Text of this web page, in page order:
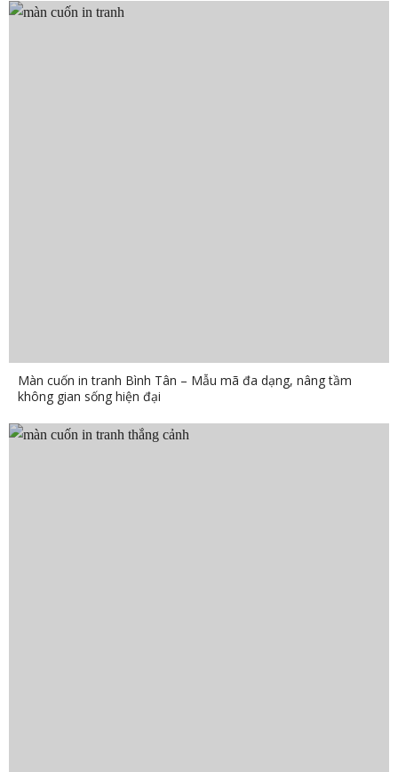
Màn cuốn in tranh Bình Tân – Mẫu mã đa dạng, nâng tầm
không gian sống hiện đại